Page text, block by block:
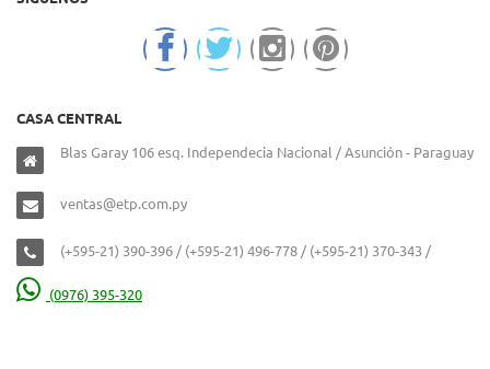
CASA CENTRAL
Blas Garay 106 esq. Independecia Nacional / Asunción - Paraguay
ventas@etp.com.py
(+595-21) 390-396 / (+595-21) 496-778 / (+595-21) 370-343 /
(0976) 395-320